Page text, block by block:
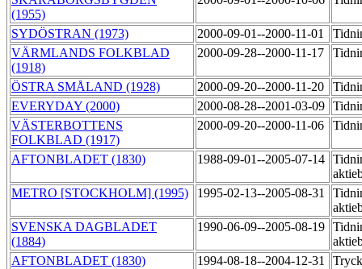
(1955)
SYDÖSTRAN (1973) 2000-09-01--2000-11-01
VÄRMLANDS FOLKBLAD
(1918)
2000-09-28--2000-11-17
ÖSTRA SMÅLAND (1928) 2000-09-20--2000-11-20
EVERYDAY (2000)
2000-08-28--2001-03-09
VÄSTERBOTTENS
FOLKBLAD (1917)
2000-09-20--2000-11-06
AFTONBLADET (1830) 1988-09-01--2005-07-14
METRO [STOCKHOLM] (1995)
1995-02-13--2005-08-31
SVENSKA DAGBLADET
(1884)
1990-06-09--2005-08-19
AFTONBLADET (1830)
1994-08-18--2004-12-31